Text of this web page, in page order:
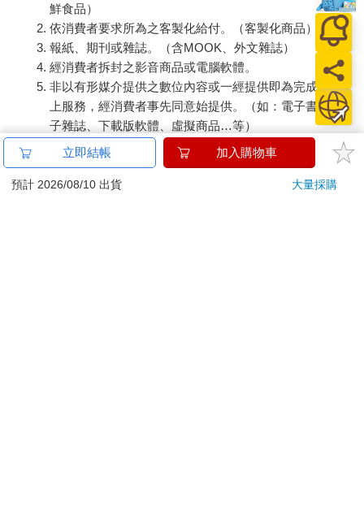
鮮食品）
依消費者要求所為之客製化給付。（客製化商品）
報紙、期刊或雜誌。（含MOOK、外文雜誌）
經消費者拆封之影音商品或電腦軟體。
非以有形媒介提供之數位內容或一經提供即為完成之線
上服務，經消費者事先同意始提供。（如：電子書、電
子雜誌、下載版軟體、虛擬商品…等）
已拆封之個人衛生用品。（如：內衣褲、刮鬍刀、除毛
刀…等）
若非上列種類商品，均享有到貨7天的猶豫期（含例假
立即結帳 加入購物車
預計 2026/08/10 出貨 大量採購